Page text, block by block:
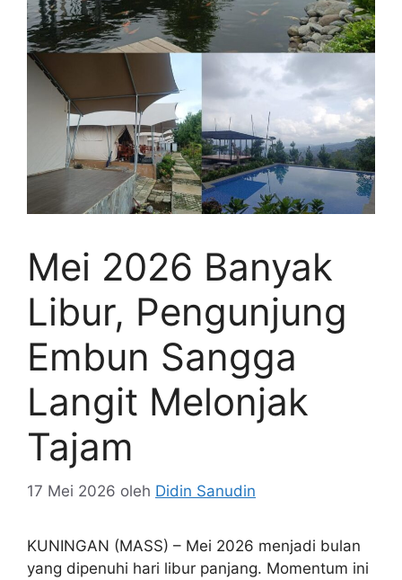
Mei 2026 Banyak
Libur, Pengunjung
Embun Sangga
Langit Melonjak
Tajam
17 Mei 2026 oleh Didin Sanudin
KUNINGAN (MASS) – Mei 2026 menjadi bulan
yang dipenuhi hari libur panjang. Momentum ini